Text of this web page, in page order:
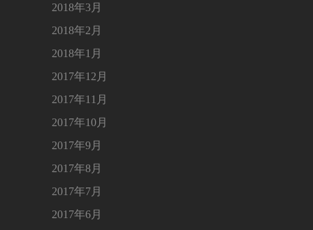
2018年3月
2018年2月
2018年1月
2017年12月
2017年11月
2017年10月
2017年9月
2017年8月
2017年7月
2017年6月